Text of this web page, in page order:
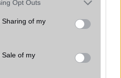
behaviour. You may click to
and its third-party tags to
purposes in below Google
Opt Outs
of my
of my
Van hátul egy 2. képernyõje is:
Strapabíró